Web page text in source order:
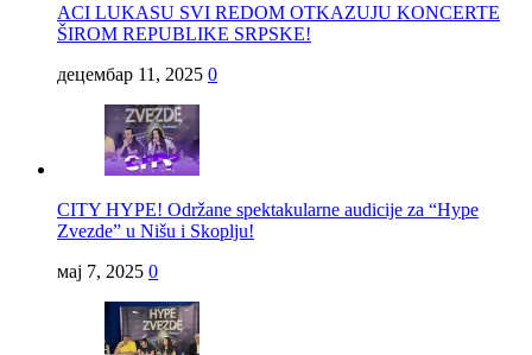
ACI LUKASU SVI REDOM OTKAZUJU KONCERTE
ŠIROM REPUBLIKE SRPSKE!
децембар 11, 2025 0
CITY HYPE! Održane spektakularne audicije za “Hype
Zvezde” u Nišu i Skoplju!
мај 7, 2025 0